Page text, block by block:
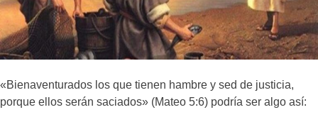
«Bienaventurados los que tienen hambre y sed de justicia,
porque ellos serán saciados» (Mateo 5:6) podría ser algo así: